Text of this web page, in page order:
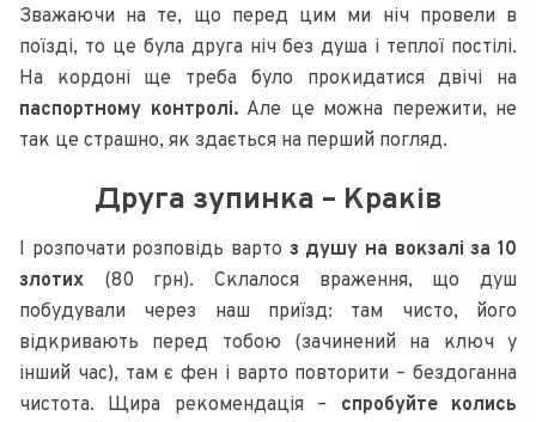
Зважаючи на те, що перед цим ми ніч провели в
поїзді, то це була друга ніч без душа і теплої постілі.
На кордоні ще треба було прокидатися двічі на
паспортному контролі.Але це можна пережити, не
так це страшно, як здається на перший погляд.
Друга зупинка – Краків
І розпочати розповідь варто з душу на вокзалі за 10
злотих (80 грн). Склалося враження, що душ
побудували через наш приїзд: там чисто, його
відкривають перед тобою (зачинений на ключ у
інший час), там є фен і варто повторити – бездоганна
чистота. Щира рекомендація – спробуйте колись